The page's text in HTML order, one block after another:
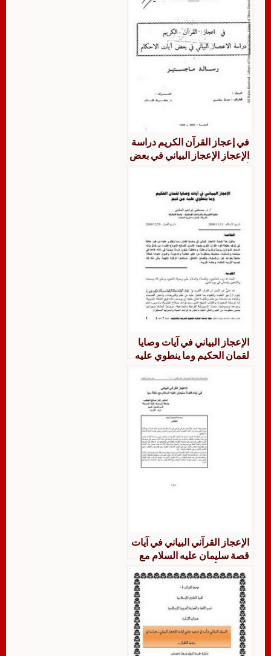
في إعجاز القرآن الكريم دراسة
الإعجاز الإعجاز البياني في بعض
الإعجاز البياني في آيات وصايا
لقمان الحكيم وما ينطوي عليه
الإعجاز القرآني البياني في آيات
قصة سليمان عليه السلام مع